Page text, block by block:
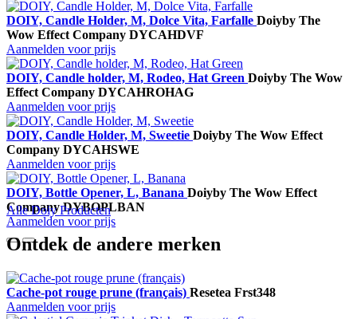
DOIY, Candle Holder, M, Dolce Vita, Farfalle Doiyby The
Wow Effect Company DYCAHDVF
Aanmelden voor prijs
DOIY, Candle holder, M, Rodeo, Hat Green Doiyby The Wow
Effect Company DYCAHROHAG
Aanmelden voor prijs
DOIY, Candle Holder, M, Sweetie Doiyby The Wow Effect
Company DYCAHSWE
Aanmelden voor prijs
DOIY, Bottle Opener, L, Banana Doiyby The Wow Effect
Company DYBOPLBAN
Aanmelden voor prijs
Alle Doiy Producten
Ontdek de andere merken
Cache-pot rouge prune (français) Resetea Frst348
Aanmelden voor prijs